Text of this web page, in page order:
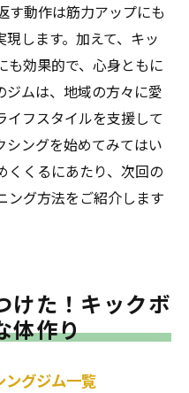
ボクシングのポイン
ックボクシング環境
す動作は筋力アップにも
します。加えて、キッ
も効果的で、心身ともに
ジムは、地域の方々に愛
イフスタイルを支援して
シングを始めてみてはい
くくるにあたり、次回の
ング方法をご紹介します
けた！キックボ
体作り
ングジム一覧